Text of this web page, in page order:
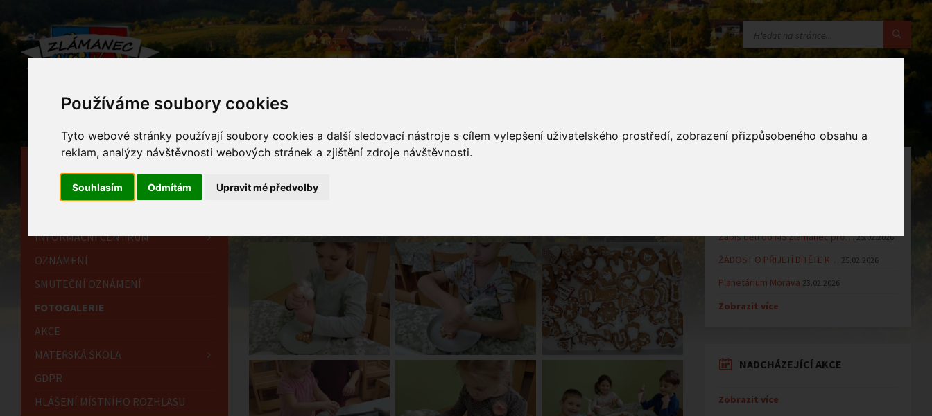
Používáme soubory cookies
Tyto webové stránky používají soubory cookies a další sledovací nástroje s cílem vylepšení uživatelského prostředí, zobrazení přizpůsobeného obsahu a
reklam, analýzy návštěvnosti webových stránek a zjištění zdroje návštěvnosti.
Souhlasím Odmítám Upravit mé předvolby
OBECNÍ ÚŘAD
INFORMAČNÍ CENTRUM
OZNÁMENÍ
SMUTEČNÍ OZNÁMENÍ
FOTOGALERIE
AKCE
MATEŘSKÁ ŠKOLA
GDPR
HLÁŠENÍ MÍSTNÍHO ROZHLASU
Zápis dětí do MŠ Zlámanec pro… 25.02.2026
ŽÁDOST O PŘIJETÍ DÍTĚTE K… 25.02.2026
Planetárium Morava 23.02.2026
Zobrazit více
NADCHÁZEJÍCÍ AKCE
Zobrazit více